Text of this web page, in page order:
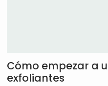
Cómo empezar a
exfoliantes